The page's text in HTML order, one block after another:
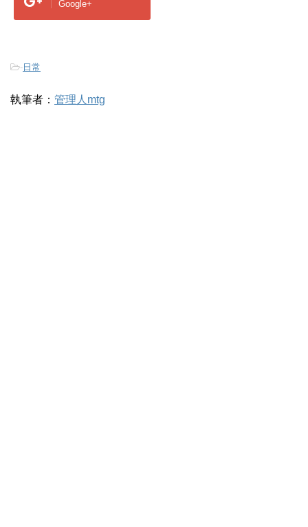
Google+
- 日常
執筆者： 管理人mtg